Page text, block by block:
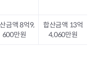
금액 8억9,
600만원
합산금액 13억
4,060만원